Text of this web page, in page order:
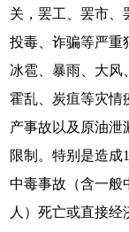
关，罢工、罢市、
投毒、诈骗等严重
冰雹、暴雨、大风
霍乱、炭疽等灾情
产事故以及原油泄
限制。特别是造成
中毒事故（含一般
人）死亡或直接经